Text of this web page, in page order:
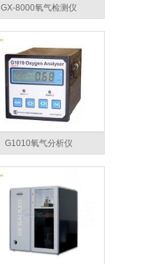
GX-8000氧气检测仪
G1010氧气分析仪